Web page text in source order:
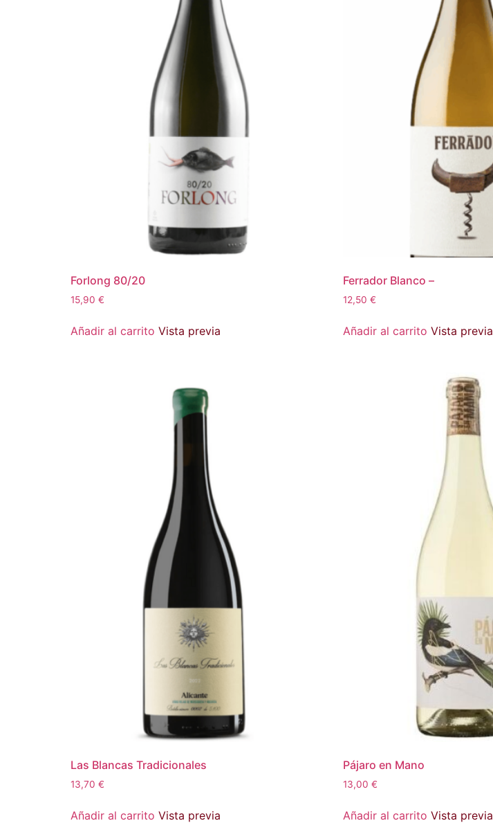
Forlong 80/20
15,90 €
Añadir al carrito Vista previa
Ferrador Blanco –
12,50 €
Añadir al carrito Vista previa
Las Blancas Tradicionales
13,70 €
Añadir al carrito Vista previa
Pájaro en Mano
13,00 €
Añadir al carrito Vista previa